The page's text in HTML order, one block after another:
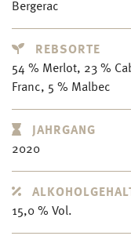
Bergerac
REBSORTE
54 % Merlot, 23 %
Franc, 5 % Malbec
JAHRGANG
2020
15,0 % Vol.